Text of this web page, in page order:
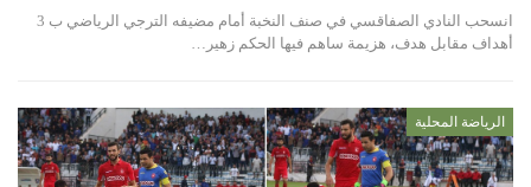
انسحب النادي الصفاقسي في صنف النخبة أمام مضيفه الترجي الرياضي ب 3
أهداف مقابل هدف، هزيمة ساهم فيها الحكم زهير…
الرياضة المحلية